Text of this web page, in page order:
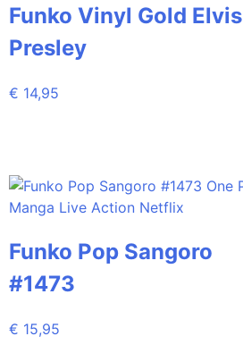
Funko Vinyl Gold Elvis
Presley
€ 14,95
Funko Pop Sangoro
#1473
€ 15,95